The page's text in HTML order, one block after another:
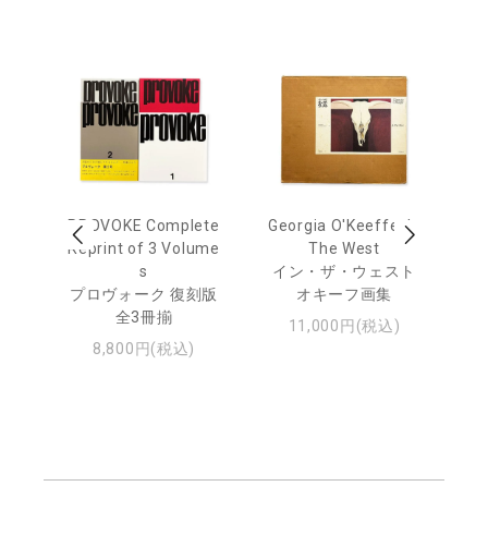
PROVOKE Complete
Reprint of 3 Volume
s
プロヴォーク 復刻版
全3冊揃
8,800円(税込)
Georgia O'Keeffe: In
The West
イン・ザ・ウェスト
オキーフ画集
11,000円(税込)